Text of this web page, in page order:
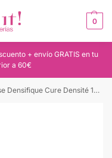
0
+ envío GRATIS en tu
a 60€
Densifique Cure Densité 10x6ml